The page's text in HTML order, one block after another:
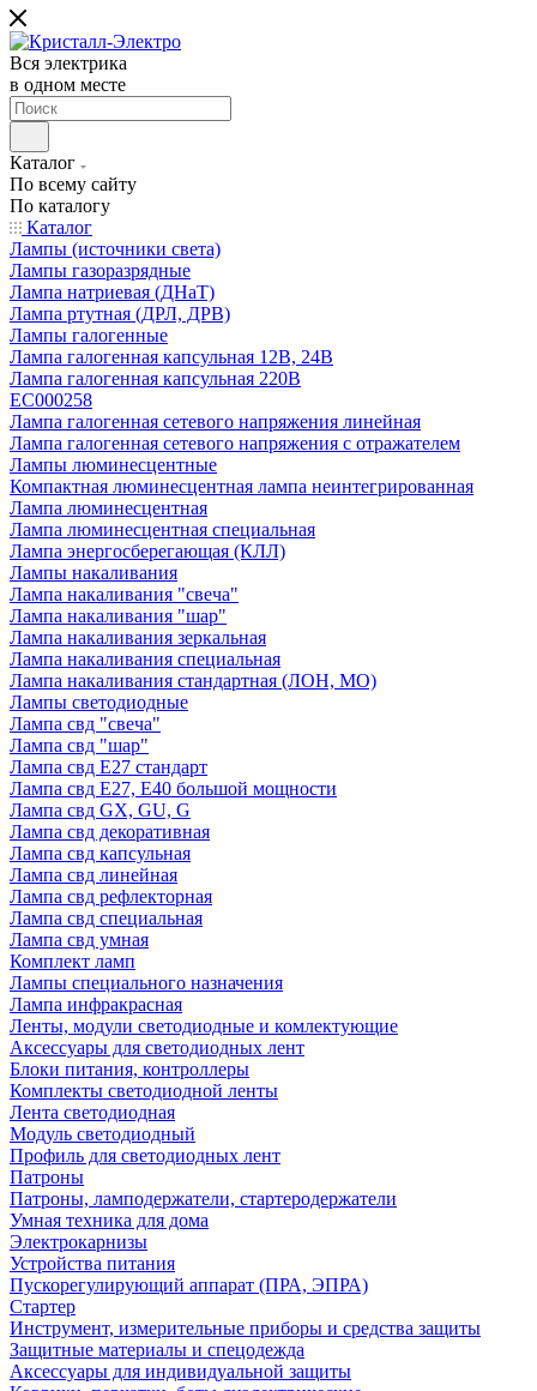
Вся электрика
в одном месте
Каталог
По всему сайту
По каталогу
Каталог
Лампы (источники света)
Лампы газоразрядные
Лампа натриевая (ДНаТ)
Лампа ртутная (ДРЛ, ДРВ)
Лампы галогенные
Лампа галогенная капсульная 12В, 24В
Лампа галогенная капсульная 220В
EC000258
Лампа галогенная сетевого напряжения линейная
Лампа галогенная сетевого напряжения с отражателем
Лампы люминесцентные
Компактная люминесцентная лампа неинтегрированная
Лампа люминесцентная
Лампа люминесцентная специальная
Лампа энергосберегающая (КЛЛ)
Лампы накаливания
Лампа накаливания "свеча"
Лампа накаливания "шар"
Лампа накаливания зеркальная
Лампа накаливания специальная
Лампа накаливания стандартная (ЛОН, МО)
Лампы светодиодные
Лампа свд "свеча"
Лампа свд "шар"
Лампа свд E27 стандарт
Лампа свд E27, Е40 большой мощности
Лампа свд GX, GU, G
Лампа свд декоративная
Лампа свд капсульная
Лампа свд линейная
Лампа свд рефлекторная
Лампа свд специальная
Лампа свд умная
Комплект ламп
Лампы специального назначения
Лампа инфракрасная
Ленты, модули светодиодные и комлектующие
Аксессуары для светодиодных лент
Блоки питания, контроллеры
Комплекты светодиодной ленты
Лента светодиодная
Модуль светодиодный
Профиль для светодиодных лент
Патроны
Патроны, ламподержатели, стартеродержатели
Умная техника для дома
Электрокарнизы
Устройства питания
Пускорегулирующий аппарат (ПРА, ЭПРА)
Стартер
Инструмент, измерительные приборы и средства защиты
Защитные материалы и спецодежда
Аксессуары для индивидуальной защиты